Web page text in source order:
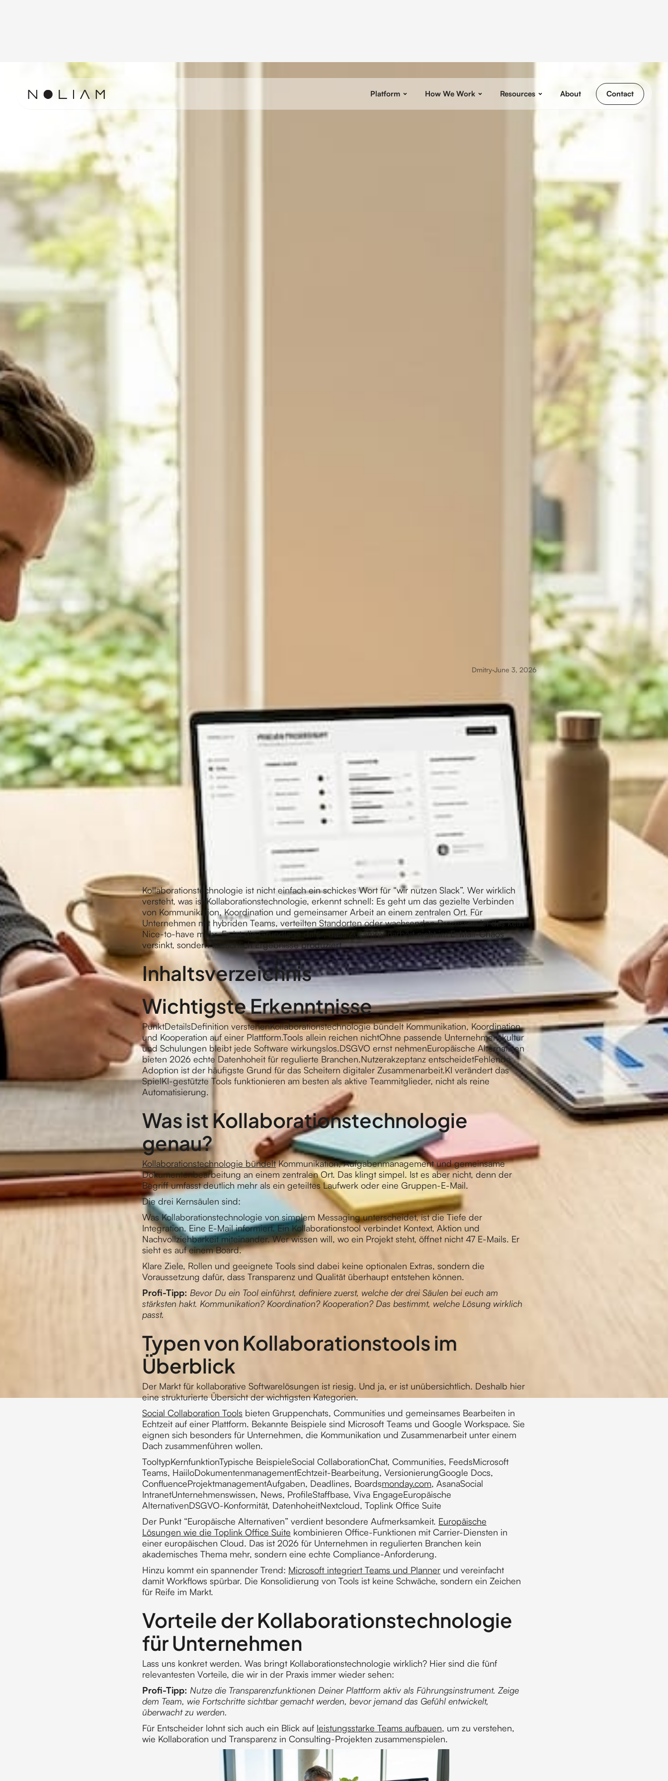
Platform How We Work Resources About Contact
Dmitry·June 3, 2026
Kollaborationstechnologie ist nicht einfach ein schickes Wort für “wir nutzen Slack”. Wer wirklich
versteht, was ist Kollaborationstechnologie, erkennt schnell: Es geht um das gezielte Verbinden
von Kommunikation, Koordination und gemeinsamer Arbeit an einem zentralen Ort. Für
Unternehmen mit hybriden Teams, verteilten Standorten oder wachsenden Prozessen ist das kein
Nice-to-have mehr. Es ist die Grundlage dafür, dass Zusammenarbeit nicht im E-Mail-Chaos
versinkt, sondern tatsächlich Ergebnisse produziert.
Inhaltsverzeichnis
Wichtigste Erkenntnisse
PunktDetailsDefinition verstehenKollaborationstechnologie bündelt Kommunikation, Koordination
und Kooperation auf einer Plattform.Tools allein reichen nichtOhne passende Unternehmenskultur
und Schulungen bleibt jede Software wirkungslos.DSGVO ernst nehmenEuropäische Alternativen
bieten 2026 echte Datenhoheit für regulierte Branchen.Nutzerakzeptanz entscheidetFehlende
Adoption ist der häufigste Grund für das Scheitern digitaler Zusammenarbeit.KI verändert das
SpielKI-gestützte Tools funktionieren am besten als aktive Teammitglieder, nicht als reine
Automatisierung.
Was ist Kollaborationstechnologie
genau?
Kollaborationstechnologie bündeltKommunikation, Aufgabenmanagement und gemeinsame
Dokumentenbearbeitung an einem zentralen Ort. Das klingt simpel. Ist es aber nicht, denn der
Begriff umfasst deutlich mehr als ein geteiltes Laufwerk oder eine Gruppen-E-Mail.
Die drei Kernsäulen sind:
Was Kollaborationstechnologie von simplem Messaging unterscheidet, ist die Tiefe der
Integration. Eine E-Mail informiert. Ein Kollaborationstool verbindet Kontext, Aktion und
Nachvollziehbarkeit miteinander. Wer wissen will, wo ein Projekt steht, öffnet nicht 47 E-Mails. Er
sieht es auf einem Board.
Klare Ziele, Rollen und geeignete Tools sind dabei keine optionalen Extras, sondern die
Voraussetzung dafür, dass Transparenz und Qualität überhaupt entstehen können.
Profi-Tipp: Bevor Du ein Tool einführst, definiere zuerst, welche der drei Säulen bei euch am
stärksten hakt. Kommunikation? Koordination? Kooperation? Das bestimmt, welche Lösung wirklich
passt.
Typen von Kollaborationstools im
Überblick
Der Markt für kollaborative Softwarelösungen ist riesig. Und ja, er ist unübersichtlich. Deshalb hier
eine strukturierte Übersicht der wichtigsten Kategorien.
Social Collaboration Tools bieten Gruppenchats, Communities und gemeinsames Bearbeiten in
Echtzeit auf einer Plattform. Bekannte Beispiele sind Microsoft Teams und Google Workspace. Sie
eignen sich besonders für Unternehmen, die Kommunikation und Zusammenarbeit unter einem
Dach zusammenführen wollen.
TooltypKernfunktionTypische BeispieleSocial CollaborationChat, Communities, FeedsMicrosoft
Teams, HaiiloDokumentenmanagementEchtzeit-Bearbeitung, VersionierungGoogle Docs,
ConfluenceProjektmanagementAufgaben, Deadlines, Boardsmonday.com, AsanaSocial
IntranetUnternehmenswissen, News, ProfileStaffbase, Viva EngageEuropäische
AlternativenDSGVO-Konformität, DatenhoheitNextcloud, Toplink Office Suite
Der Punkt “Europäische Alternativen” verdient besondere Aufmerksamkeit. Europäische
Lösungen wie die Toplink Office Suite kombinieren Office-Funktionen mit Carrier-Diensten in
einer europäischen Cloud. Das ist 2026 für Unternehmen in regulierten Branchen kein
akademisches Thema mehr, sondern eine echte Compliance-Anforderung.
Hinzu kommt ein spannender Trend: Microsoft integriert Teams und Planner und vereinfacht
damit Workflows spürbar. Die Konsolidierung von Tools ist keine Schwäche, sondern ein Zeichen
für Reife im Markt.
Vorteile der Kollaborationstechnologie
für Unternehmen
Lass uns konkret werden. Was bringt Kollaborationstechnologie wirklich? Hier sind die fünf
relevantesten Vorteile, die wir in der Praxis immer wieder sehen:
Profi-Tipp: Nutze die Transparenzfunktionen Deiner Plattform aktiv als Führungsinstrument. Zeige
dem Team, wie Fortschritte sichtbar gemacht werden, bevor jemand das Gefühl entwickelt,
überwacht zu werden.
Für Entscheider lohnt sich auch ein Blick auf leistungsstarke Teams aufbauen, um zu verstehen,
wie Kollaboration und Transparenz in Consulting-Projekten zusammenspielen.